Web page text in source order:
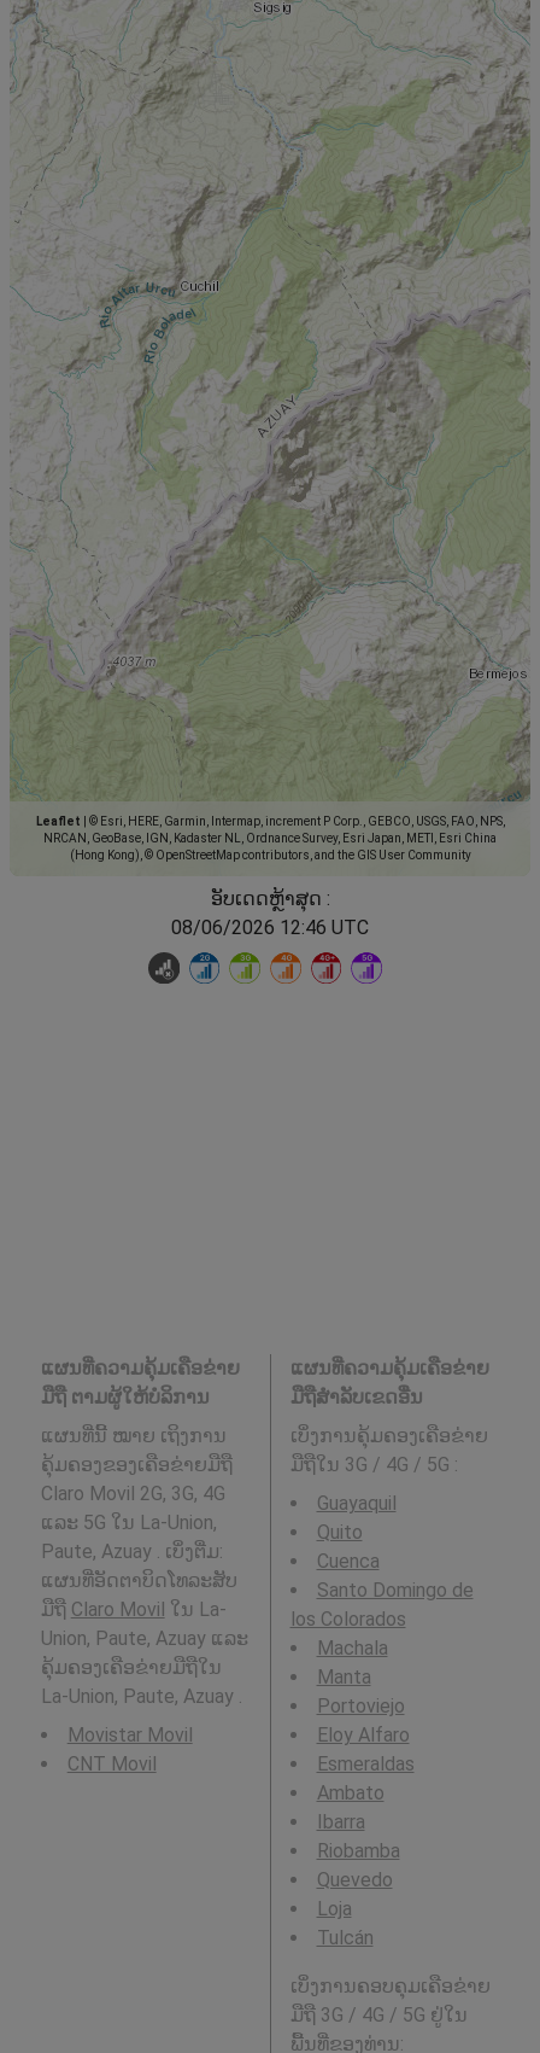
Leaflet
© Esri, HERE, Garmin, Intermap, increment P Corp., GEBCO, USGS, FAO, NPS,
NRCAN, GeoBase, IGN, Kadaster NL, Ordnance Survey, Esri Japan, METI, Esri China
(Hong Kong), © OpenStreetMap contributors, and the GIS User Community
ອັບເດດຫຼ້າສຸດ :
08/06/2026 12:46 UTC
ແຜນທີ່ຄວາມຄຸ້ມເຄືອຂ່າຍ
ມືຖື ຕາມຜູ້ໃຫ້ບໍລິການ
ແຜນທີ່ນີ້ ໝາຍ ເຖິງການ
ຄຸ້ມຄອງຂອງເຄືອຂ່າຍມືຖື
Claro Movil 2G, 3G, 4G
ແລະ 5G ໃນ La-Union,
Paute, Azuay . ເບິ່ງຕື່ມ:
ແຜນທີ່ອັດຕາບິດໂທລະສັບ
ມືຖື Claro Movil ໃນ La-
Union, Paute, Azuay ແລະ
ຄຸ້ມຄອງເຄືອຂ່າຍມືຖືໃນ
La-Union, Paute, Azuay .
Movistar Movil
CNT Movil
ແຜນທີ່ຄວາມຄຸ້ມເຄືອຂ່າຍ
ມືຖືສໍາລັບເຂດອື່ນ
ເບິ່ງການຄຸ້ມຄອງເຄືອຂ່າຍ
ມືຖືໃນ 3G / 4G / 5G :
Guayaquil
Quito
Cuenca
Santo Domingo de
los Colorados
Machala
Manta
Portoviejo
Eloy Alfaro
Esmeraldas
Ambato
Ibarra
Riobamba
Quevedo
Loja
Tulcán
ເບິ່ງການຄອບຄຸມເຄືອຂ່າຍ
ມືຖື 3G / 4G / 5G ຢູ່ໃນ
ພື້ນທີ່ຂອງທ່ານ: